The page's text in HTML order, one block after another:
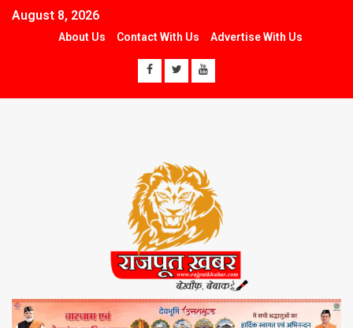
August 8, 2026
About Us Contact With Us Advertise With Us